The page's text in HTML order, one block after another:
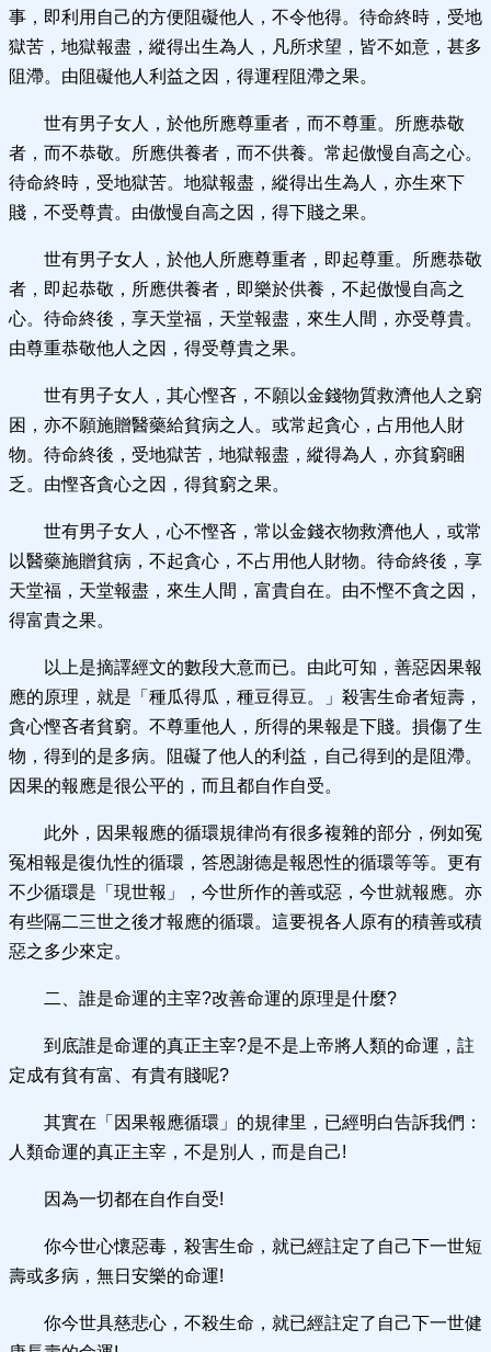
事，即利用自己的方便阻礙他人，不令他得。待命終時，受地
獄苦，地獄報盡，縱得出生為人，凡所求望，皆不如意，甚多
阻滯。由阻礙他人利益之因，得運程阻滯之果。
世有男子女人，於他所應尊重者，而不尊重。所應恭敬
者，而不恭敬。所應供養者，而不供養。常起傲慢自高之心。
待命終時，受地獄苦。地獄報盡，縱得出生為人，亦生來下
賤，不受尊貴。由傲慢自高之因，得下賤之果。
世有男子女人，於他人所應尊重者，即起尊重。所應恭敬
者，即起恭敬，所應供養者，即樂於供養，不起傲慢自高之
心。待命終後，享天堂福，天堂報盡，來生人間，亦受尊貴。
由尊重恭敬他人之因，得受尊貴之果。
世有男子女人，其心慳吝，不願以金錢物質救濟他人之窮
困，亦不願施贈醫藥給貧病之人。或常起貪心，占用他人財
物。待命終後，受地獄苦，地獄報盡，縱得為人，亦貧窮睏
乏。由慳吝貪心之因，得貧窮之果。
世有男子女人，心不慳吝，常以金錢衣物救濟他人，或常
以醫藥施贈貧病，不起貪心，不占用他人財物。待命終後，享
天堂福，天堂報盡，來生人間，富貴自在。由不慳不貪之因，
得富貴之果。
以上是摘譯經文的數段大意而已。由此可知，善惡因果報
應的原理，就是「種瓜得瓜，種豆得豆。」殺害生命者短壽，
貪心慳吝者貧窮。不尊重他人，所得的果報是下賤。損傷了生
物，得到的是多病。阻礙了他人的利益，自己得到的是阻滯。
因果的報應是很公平的，而且都自作自受。
此外，因果報應的循環規律尚有很多複雜的部分，例如冤
冤相報是復仇性的循環，答恩謝德是報恩性的循環等等。更有
不少循環是「現世報」，今世所作的善或惡，今世就報應。亦
有些隔二三世之後才報應的循環。這要視各人原有的積善或積
惡之多少來定。
二、誰是命運的主宰?改善命運的原理是什麼?
到底誰是命運的真正主宰?是不是上帝將人類的命運，註
定成有貧有富、有貴有賤呢?
其實在「因果報應循環」的規律里，已經明白告訴我們：
人類命運的真正主宰，不是別人，而是自己!
因為一切都在自作自受!
你今世心懷惡毒，殺害生命，就已經註定了自己下一世短
壽或多病，無日安樂的命運!
你今世具慈悲心，不殺生命，就已經註定了自己下一世健